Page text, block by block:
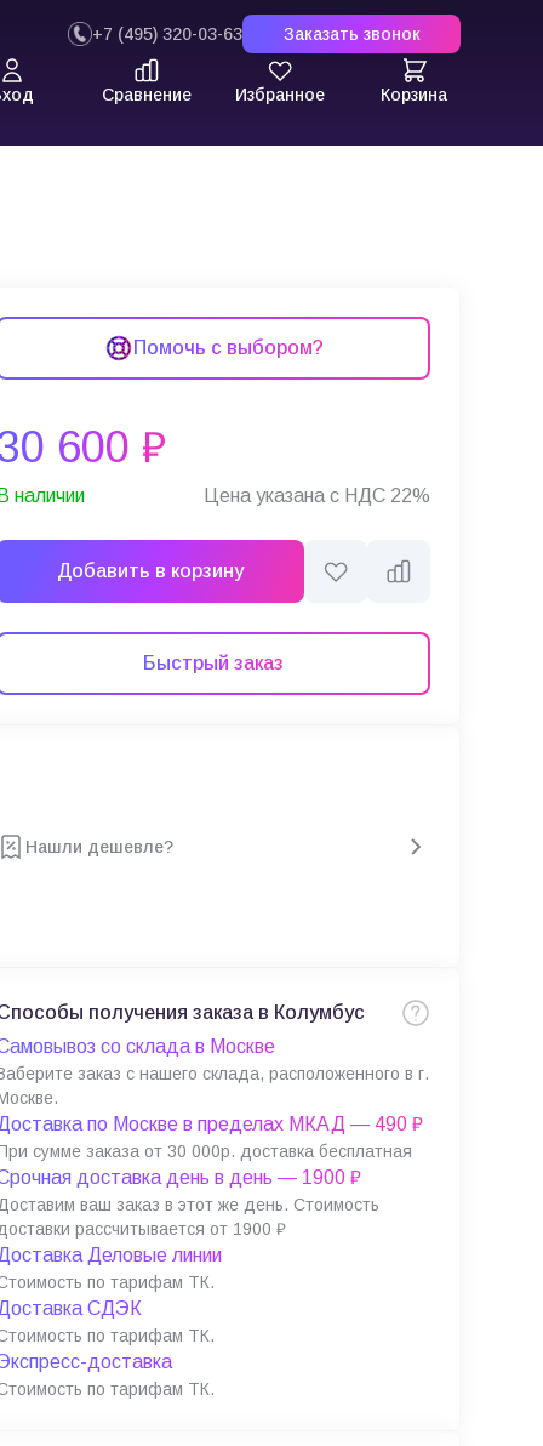
+7 (495) 320-03-63 Заказать звонок
Сравнение Избранное Корзина
Помочь с выбором?
600 ₽
В наличии Цена указана с НДС 22%
Добавить в корзину
Быстрый заказ
Нашли дешевле?
получения заказа в Колумбус
со склада в Москве
заказ с нашего склада, расположенного в г.
Доставка по Москве в пределах МКАД — 490 ₽
сумме заказа от 30 000р. доставка бесплатная
доставка день в день — 1900 ₽
Доставим ваш заказ в этот же день. Стоимость
доставки рассчитывается от 1900 ₽
Доставка Деловые линии
по тарифам ТК.
Доставка СДЭК
по тарифам ТК.
доставка
по тарифам ТК.